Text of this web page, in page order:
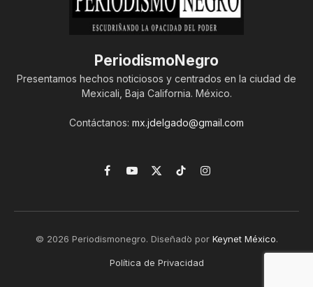
PeriodismoNegro
Presentamos hechos noticiosos y centrados en la ciudad de
Mexicali, Baja California. México.
Contáctanos: mx.jdelgado@gmail.com
Facebook
YouTube
X
TikTokInstagram
© 2026 Periodismonegro. Diseñado por Keynet México.
Política de Privacidad